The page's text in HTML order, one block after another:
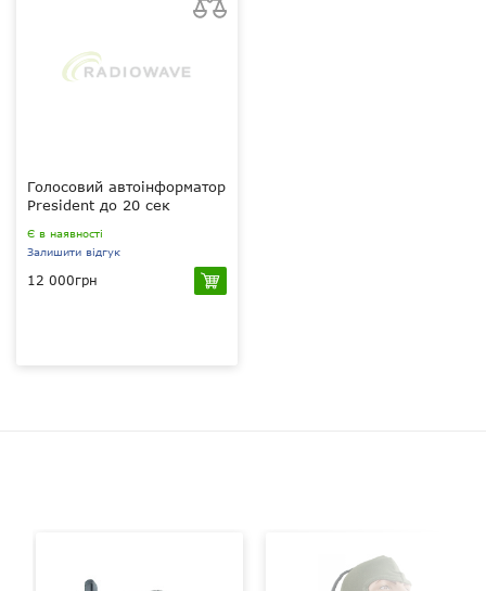
Голосовий автоінформатор
President до 20 сек
Є в наявності
Залишити відгук
12 000грн